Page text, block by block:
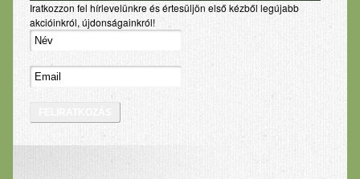
Iratkozzon fel hírlevelünkre és értesüljön első kézből legújabb
akcióinkról, újdonságainkról!